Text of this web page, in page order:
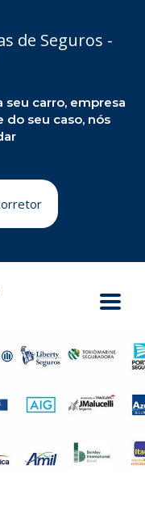
de Seguros -
seu carro, empresa
seu caso, nós